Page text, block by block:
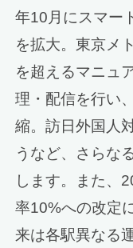
年10月にスマー
を拡大。東京メ
を超えるマニュ
理・配信を行い
縮。訪日外国人
うなど、さらな
します。また、
率10%への改定
来は各駅異なる